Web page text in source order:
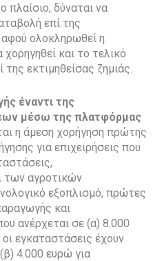
πλαίσιο, δύναται να
επί της
αφού ολοκληρωθεί η
χορηγηθεί και το τελικό
εκτιμηθείσας ζημιάς.
έναντι της
μέσω της πλατφόρμας
η άμεση χορήγηση πρώτης
για επιχειρήσεις που
των αγροτικών
εξοπλισμό, πρώτες
και
ανέρχεται σε (α) 8.000
εγκαταστάσεις έχουν
4.000 ευρώ για